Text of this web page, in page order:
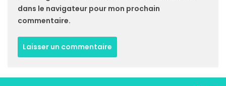
dans le navigateur pour mon prochain
commentaire.